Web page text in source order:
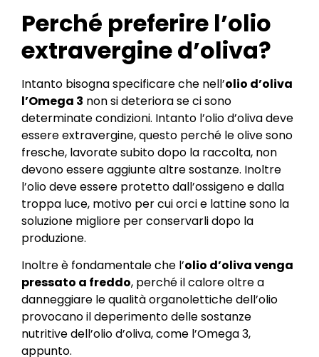
Perché preferire l’olio
extravergine d’oliva?
Intanto bisogna specificare che nell’olio d’oliva
l’Omega 3 non si deteriora se ci sono
determinate condizioni. Intanto l’olio d’oliva deve
essere extravergine, questo perché le olive sono
fresche, lavorate subito dopo la raccolta, non
devono essere aggiunte altre sostanze. Inoltre
l’olio deve essere protetto dall’ossigeno e dalla
troppa luce, motivo per cui orci e lattine sono la
soluzione migliore per conservarli dopo la
produzione.
Inoltre è fondamentale che l’olio d’oliva venga
pressato a freddo, perché il calore oltre a
danneggiare le qualità organolettiche dell’olio
provocano il deperimento delle sostanze
nutritive dell’olio d’oliva, come l’Omega 3,
appunto.